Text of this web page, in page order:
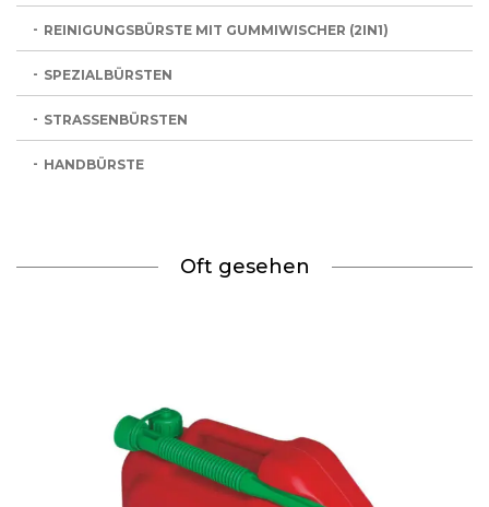
REINIGUNGSBÜRSTE MIT GUMMIWISCHER (2IN1)
SPEZIALBÜRSTEN
STRASSENBÜRSTEN
HANDBÜRSTE
Oft gesehen